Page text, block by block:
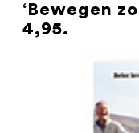
‘Bewegen
4,95.